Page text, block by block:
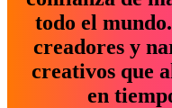
todo el
creadores y
creativos que
en